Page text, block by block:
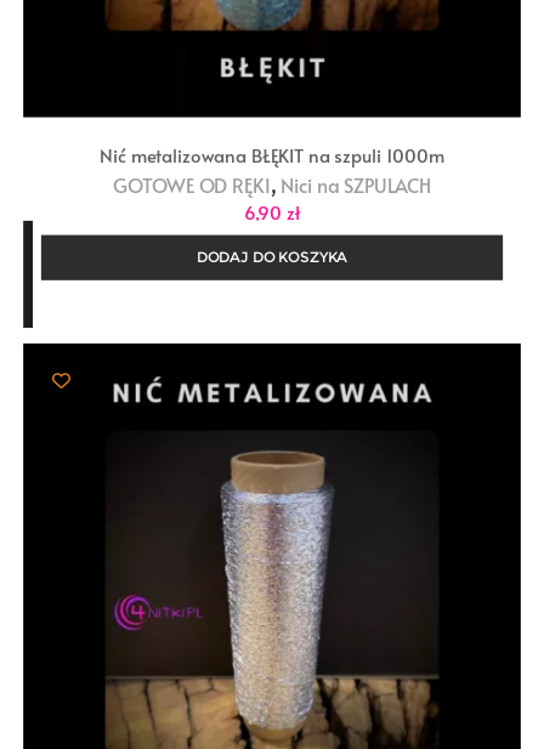
Nić metalizowana BŁĘKIT na szpuli 1000m
GOTOWE OD RĘKI, Nici na SZPULACH
6,90 zł
DODAJ DO KOSZYKA